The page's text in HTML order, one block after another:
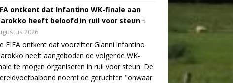
ontkent dat Infantino WK-finale aan
heeft beloofd in ruil voor steun 5
2026
FIFA ontkent dat voorzitter Gianni Infantino
heeft aangeboden de volgende WK-
te mogen organiseren in ruil voor steun. De
noemt de geruchten "onwaar